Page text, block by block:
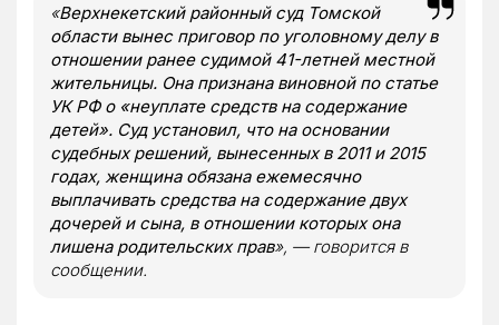
«Верхнекетский районный суд Томской
области вынес приговор по уголовному делу в
отношении ранее судимой 41-летней местной
жительницы. Она признана виновной по статье
УК РФ о «неуплате средств на содержание
детей». Суд установил, что на основании
судебных решений, вынесенных в 2011 и 2015
годах, женщина обязана ежемесячно
выплачивать средства на содержание двух
дочерей и сына, в отношении которых она
лишена родительских прав», — говорится в
сообщении.